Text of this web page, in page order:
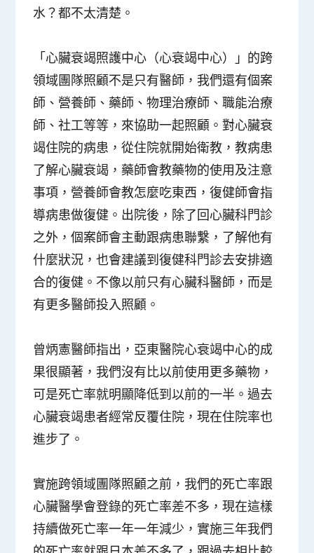
水？都不太清楚。
「心臟衰竭照護中心（心衰竭中心）」的跨
領域團隊照顧不是只有醫師，我們還有個案
師、營養師、藥師、物理治療師、職能治療
師、社工等等，來協助一起照顧。對心臟衰
竭住院的病患，從住院就開始衛教，教病患
了解心臟衰竭，藥師會教藥物的使用及注意
事項，營養師會教怎麼吃東西，復健師會指
導病患做復健。出院後，除了回心臟科門診
之外，個案師會主動跟病患聯繫，了解他有
什麼狀況，也會建議到復健科門診去安排適
合的復健。不像以前只有心臟科醫師，而是
有更多醫師投入照顧。
曾炳憲醫師指出，亞東醫院心衰竭中心的成
果很顯著，我們沒有比以前使用更多藥物，
可是死亡率就明顯降低到以前的一半。過去
心臟衰竭患者經常反覆住院，現在住院率也
進步了。
實施跨領域團隊照顧之前，我們的死亡率跟
心臟醫學會登錄的死亡率差不多，現在這樣
持續做死亡率一年一年減少，實施三年我們